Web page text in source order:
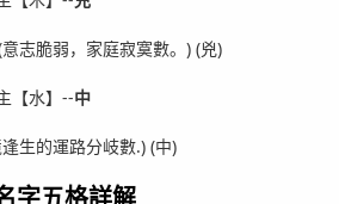
志脆弱，家庭寂寞數。) (兇)
【水】--中
生的運路分岐數.) (中)
字五格詳解